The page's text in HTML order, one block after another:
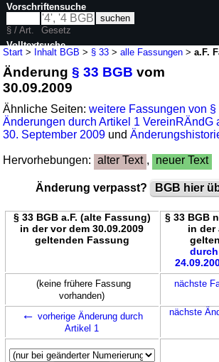
Start > Inhalt BGB > § 33 >alle Fassungen >a.F.
Änderung§ 33 BGB vom
30.09.2009
Ähnliche Seiten:weitere Fassungen von §
Änderungen durch Artikel 1 VereinRÄndG
30. September 2009 und
Hervorhebungen: alter Text , neuer Text
Änderung verpasst? BGB hier
§ 33 BGB a.F. (alte Fassung)
in der vor dem 30.09.2009
geltenden Fassung
§ 33 BGB
in der
durch
(keine frühere Fassung
vorhanden)
nächste
← vorherige Änderung durch
Artikel 1
nächste
Vorschriftensuche
§ / Art.
Gesetz
Volltextsuche
nur in BGB